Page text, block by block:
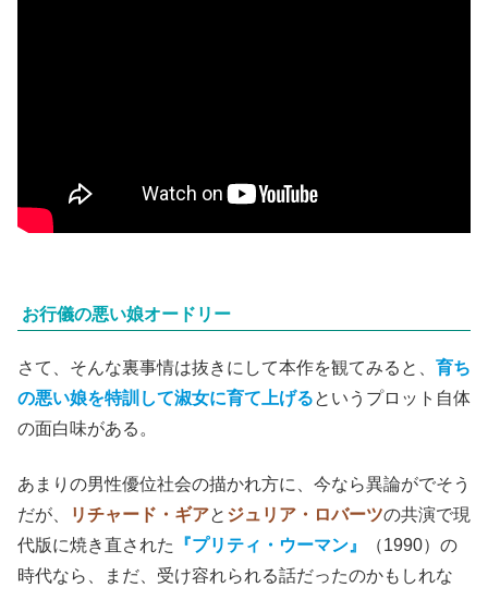
お行儀の悪い娘オードリー
さて、そんな裏事情は抜きにして本作を観てみると、 育ち
の悪い娘を特訓して淑女に育て上げるというプロット自体
の面白味がある。
あまりの男性優位社会の描かれ方に、今なら異論がでそう
だが、
リチャード・ギアと ジュリア・ロバーツの共演で現
代版に焼き直された
『プリティ・ウーマン』
（1990）の
時代なら、まだ、受け容れられる話だったのかもしれな